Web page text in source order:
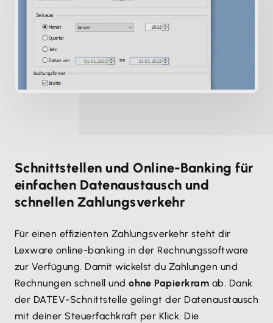
Schnittstellen und Online-Banking für
einfachen Datenaustausch und
schnellen Zahlungsverkehr
Für einen effizienten Zahlungsverkehr steht dir
Lexware online-banking in der Rechnungssoftware
zur Verfügung. Damit wickelst du Zahlungen und
Rechnungen schnell undohne Papierkram ab. Dank
der DATEV-Schnittstelle gelingt der Datenaustausch
mit deiner Steuerfachkraft per Klick. Die